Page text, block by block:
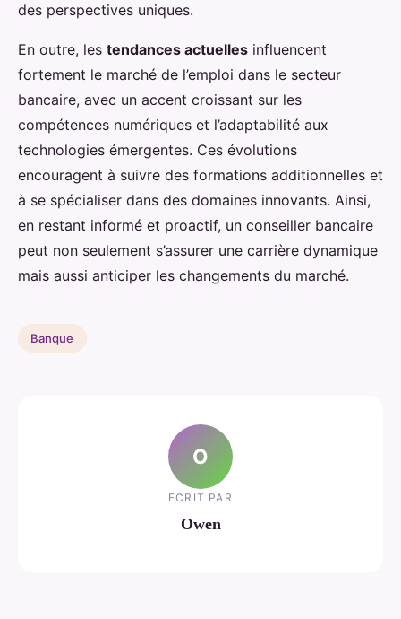
des perspectives uniques.
En outre, les tendances actuelles influencent
fortement le marché de l’emploi dans le secteur
bancaire, avec un accent croissant sur les
compétences numériques et l’adaptabilité aux
technologies émergentes. Ces évolutions
encouragent à suivre des formations additionnelles et
à se spécialiser dans des domaines innovants. Ainsi,
en restant informé et proactif, un conseiller bancaire
peut non seulement s’assurer une carrière dynamique
mais aussi anticiper les changements du marché.
Banque
O
ECRIT PAR
Owen